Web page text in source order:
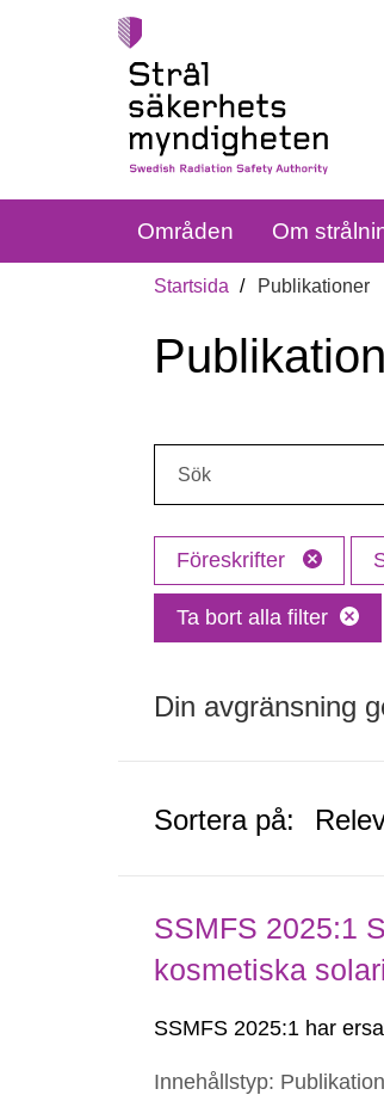
Områden Om
Startsida Publikationer
Föreskrifter
Ta bort alla filter
Din avgränsning
Sortera på:
SSMFS 2025:1
kosmetiska
SSMFS 2025:1 har
Innehållstyp: